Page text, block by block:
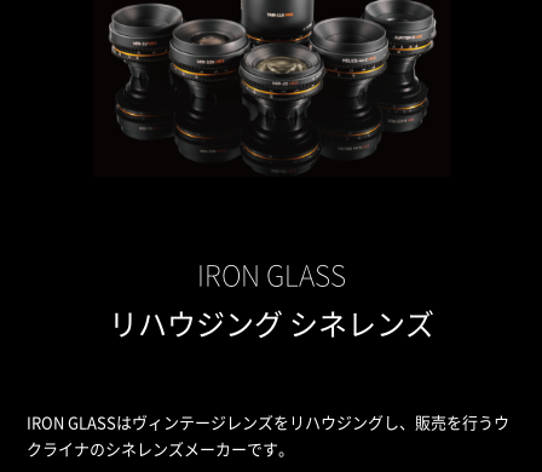
IRON GLASS
リハウジング シネレンズ
IRON GLASSはヴィンテージレンズをリハウジングし、販売を行うウ
クライナのシネレンズメーカーです。